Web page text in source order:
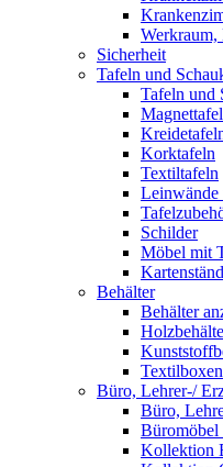
Werkraum,
Sicherheit
Tafeln und
Tafeln und
Korktafeln
Textiltafeln
Leinwände
Schilder
Möbel mit
Behälter
Behälter
Textilboxen
Büro, Lehrer-/
Büro,
Büromöbel
Kollektion